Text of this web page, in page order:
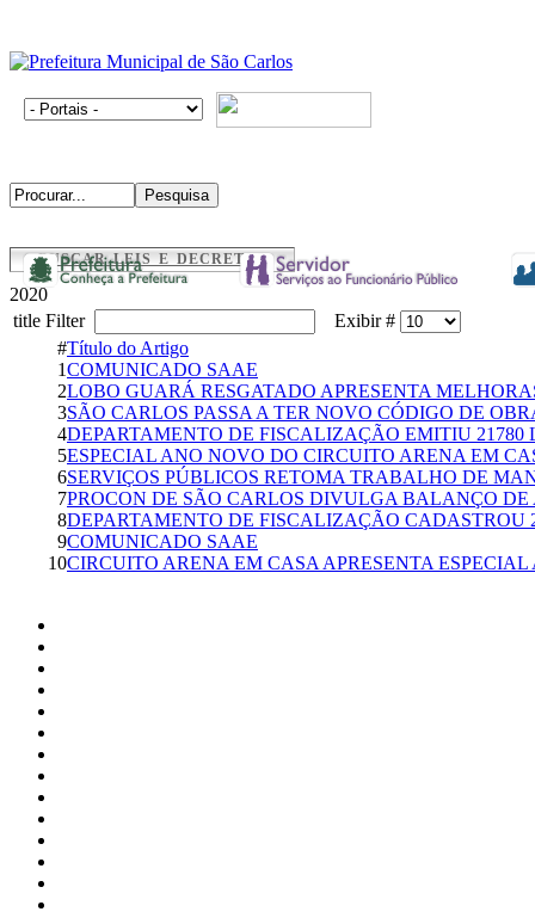
BUSCAR LEIS E DECRETOS
2020
title Filter
Exibir #
#Título do Artigo
1COMUNICADO SAAE
2LOBO GUARÁ RESGATADO APRESENTA
3SÃO CARLOS PASSA A TER NOVO CÓDIGO DE
4DEPARTAMENTO DE FISCALIZAÇÃO EMITIU
5ESPECIAL ANO NOVO DO CIRCUITO ARENA EM
6SERVIÇOS PÚBLICOS RETOMA TRABALHO DE
7PROCON DE SÃO CARLOS DIVULGA BALANÇO DE
8DEPARTAMENTO DE FISCALIZAÇÃO
9COMUNICADO SAAE
10CIRCUITO ARENA EM CASA APRESENTA